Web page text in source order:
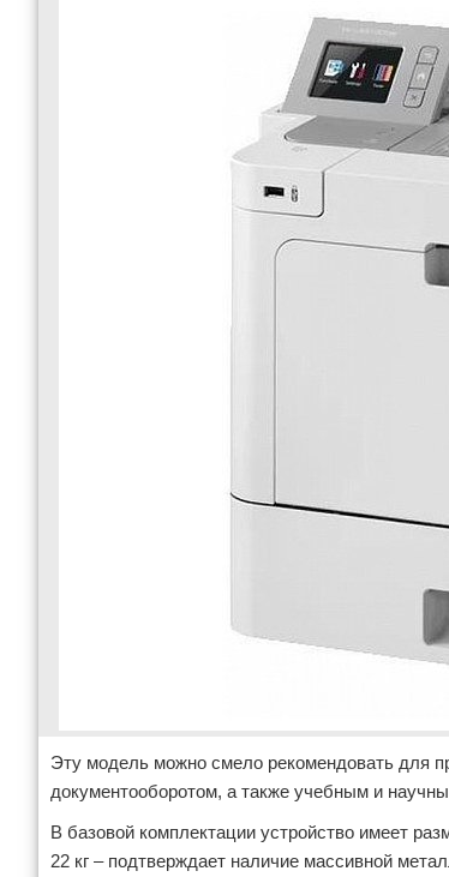
Эту модель можно смело рекомендовать для
документооборотом, а также учебным и
В базовой комплектации устройство имеет
22 кг – подтверждает наличие массивной